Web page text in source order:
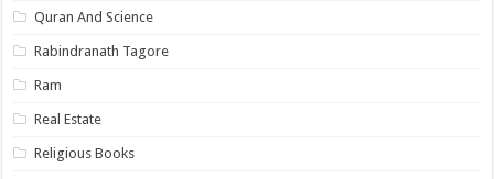
Quran And Science
Rabindranath Tagore
Ram
Real Estate
Religious Books